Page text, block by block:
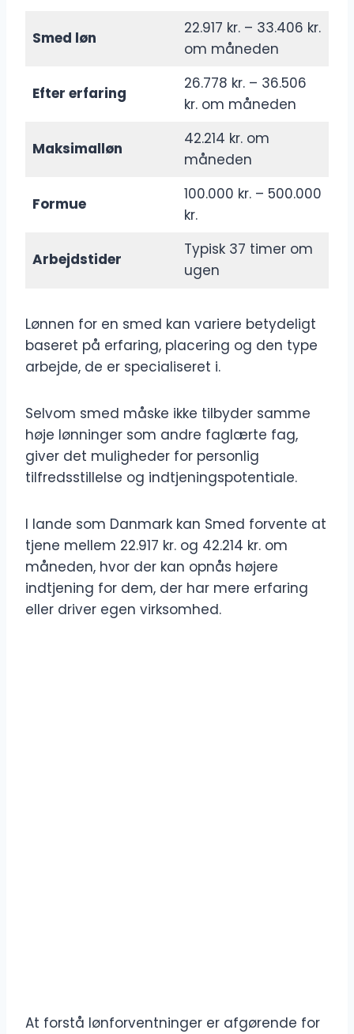
Smed løn
22.917 kr. – 33.406 kr.
om måneden
Efter erfaring
26.778 kr. – 36.506
kr. om måneden
Maksimalløn
42.214 kr. om
måneden
Formue
100.000 kr. – 500.000
kr.
Arbejdstider
Typisk 37 timer om
ugen
Lønnen for en smed kan variere betydeligt
baseret på erfaring, placering og den type
arbejde, de er specialiseret i.
Selvom smed måske ikke tilbyder samme
høje lønninger som andre faglærte fag,
giver det muligheder for personlig
tilfredsstillelse og indtjeningspotentiale.
I lande som Danmark kan Smed forvente at
tjene mellem 22.917 kr. og 42.214 kr. om
måneden, hvor der kan opnås højere
indtjening for dem, der har mere erfaring
eller driver egen virksomhed.
At forstå lønforventninger er afgørende for